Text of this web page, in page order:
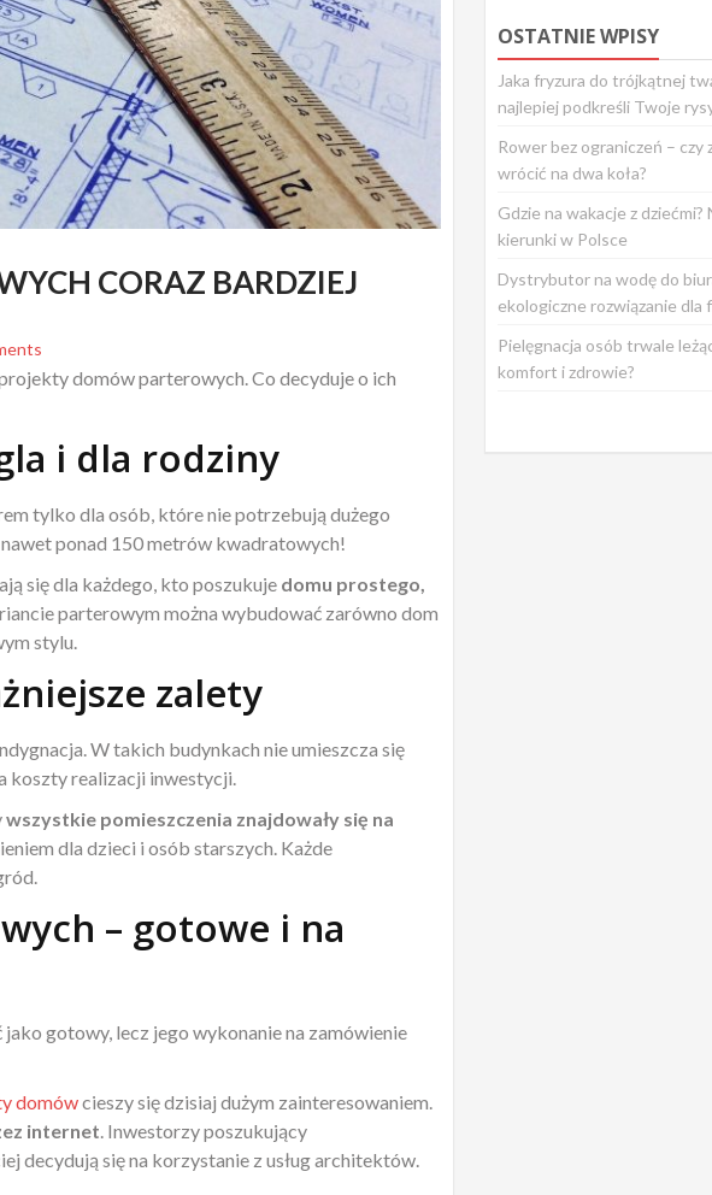
CORAZ BARDZIEJ
domów parterowych. Co decyduje o ich
i dla rodziny
tylko dla osób, które nie potrzebują dużego
ponad 150 metrów kwadratowych!
się dla każdego, kto poszukuje domu prostego,
parterowym można wybudować zarówno dom
stylu.
zalety
W takich budynkach nie umieszcza się
koszty realizacji inwestycji.
wszystkie pomieszczenia znajdowały się na
dla dzieci i osób starszych. Każde
– gotowe i na
gotowy, lecz jego wykonanie na zamówienie
domówcieszy się dzisiaj dużym zainteresowaniem.
internet. Inwestorzy poszukujący
decydują się na korzystanie z usług architektów.
OSTATNIE WPISY
Jaka fryzura do trójkątnej
najlepiej podkreśli Twoje
Rower bez ograniczeń – czy
wrócić na dwa koła?
Gdzie na wakacje z
kierunki w Polsce
Dystrybutor na wodę do
ekologiczne rozwiązanie dla
Pielęgnacja osób trwale
komfort i zdrowie?